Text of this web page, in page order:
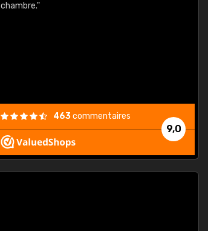
chambre."
9,0
463commentaires